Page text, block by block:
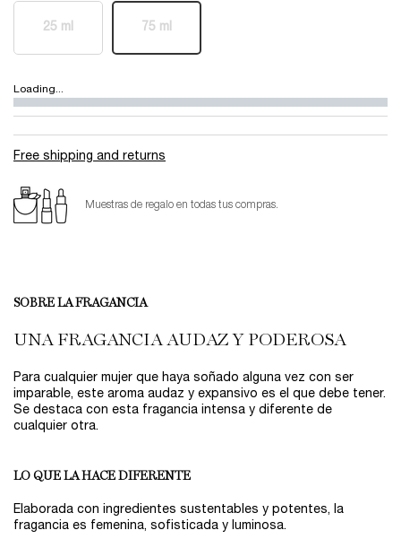
Selected
The product variation is out of stock,
25 ml
, 1 of 2 Selected
The product variation is out of stock,
75 ml
, 2 of 2
Loading...
Free shipping and returns
Muestras de regalo en todas tus compras.
SOBRE LA FRAGANCIA
UNA FRAGANCIA AUDAZ Y PODEROSA
Para cualquier mujer que haya soñado alguna vez con ser
imparable, este aroma audaz y expansivo es el que debe tener.
Se destaca con esta fragancia intensa y diferente de
cualquier otra.
LO QUE LA HACE DIFERENTE
Elaborada con ingredientes sustentables y potentes, la
fragancia es femenina, sofisticada y luminosa.